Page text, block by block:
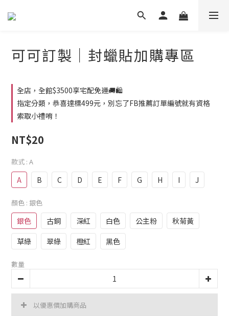
可可訂製｜封蠟貼加購專區
全店，全館$3500享宅配免運🚚🛍️
指定分類，恭喜達標499元，別忘了FB推薦訂單編號就有資格
索取小禮唷！
NT$20
款式 : A
A B C D E F G H I J
顏色 : 銀色
銀色 古銅 深紅 白色 公主粉
秋菊黃
草綠
翠綠 橙紅 黑色
數量
以優惠價加購商品